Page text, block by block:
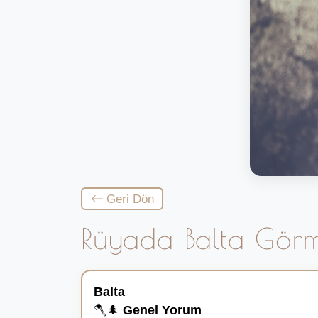
Geri Dön
Rüyada Balta
Balta
🪓🌲 Genel Yorum